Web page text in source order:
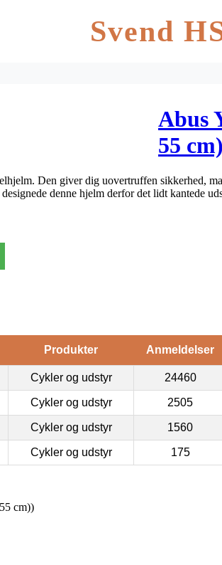
Svend
Abus
55
Den giver dig uovertruffen sikkerhed,
denne hjelm derfor det lidt kantede
Produkter Anmeldelser
Cykler og udstyr 24460
Cykler og udstyr 2505
Cykler og udstyr 1560
Cykler og udstyr 175
cm))